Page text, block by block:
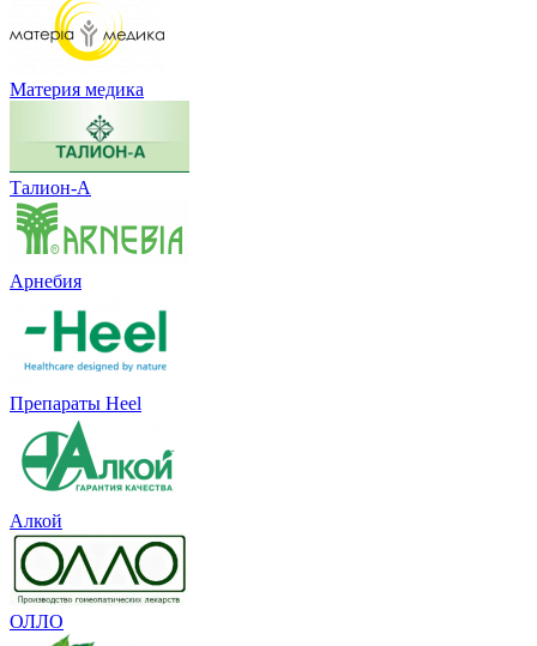
Материя медика
Талион-А
Арнебия
Препараты Heel
Алкой
ОЛЛО